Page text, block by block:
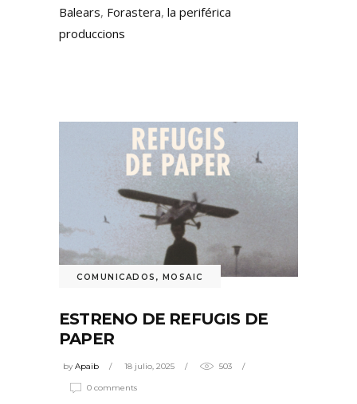
Balears, Forastera, la periférica
produccions
COMUNICADOS , MOSAIC
ESTRENO DE REFUGIS DE
PAPER
byApaib 18 julio, 2025 503
0 comments